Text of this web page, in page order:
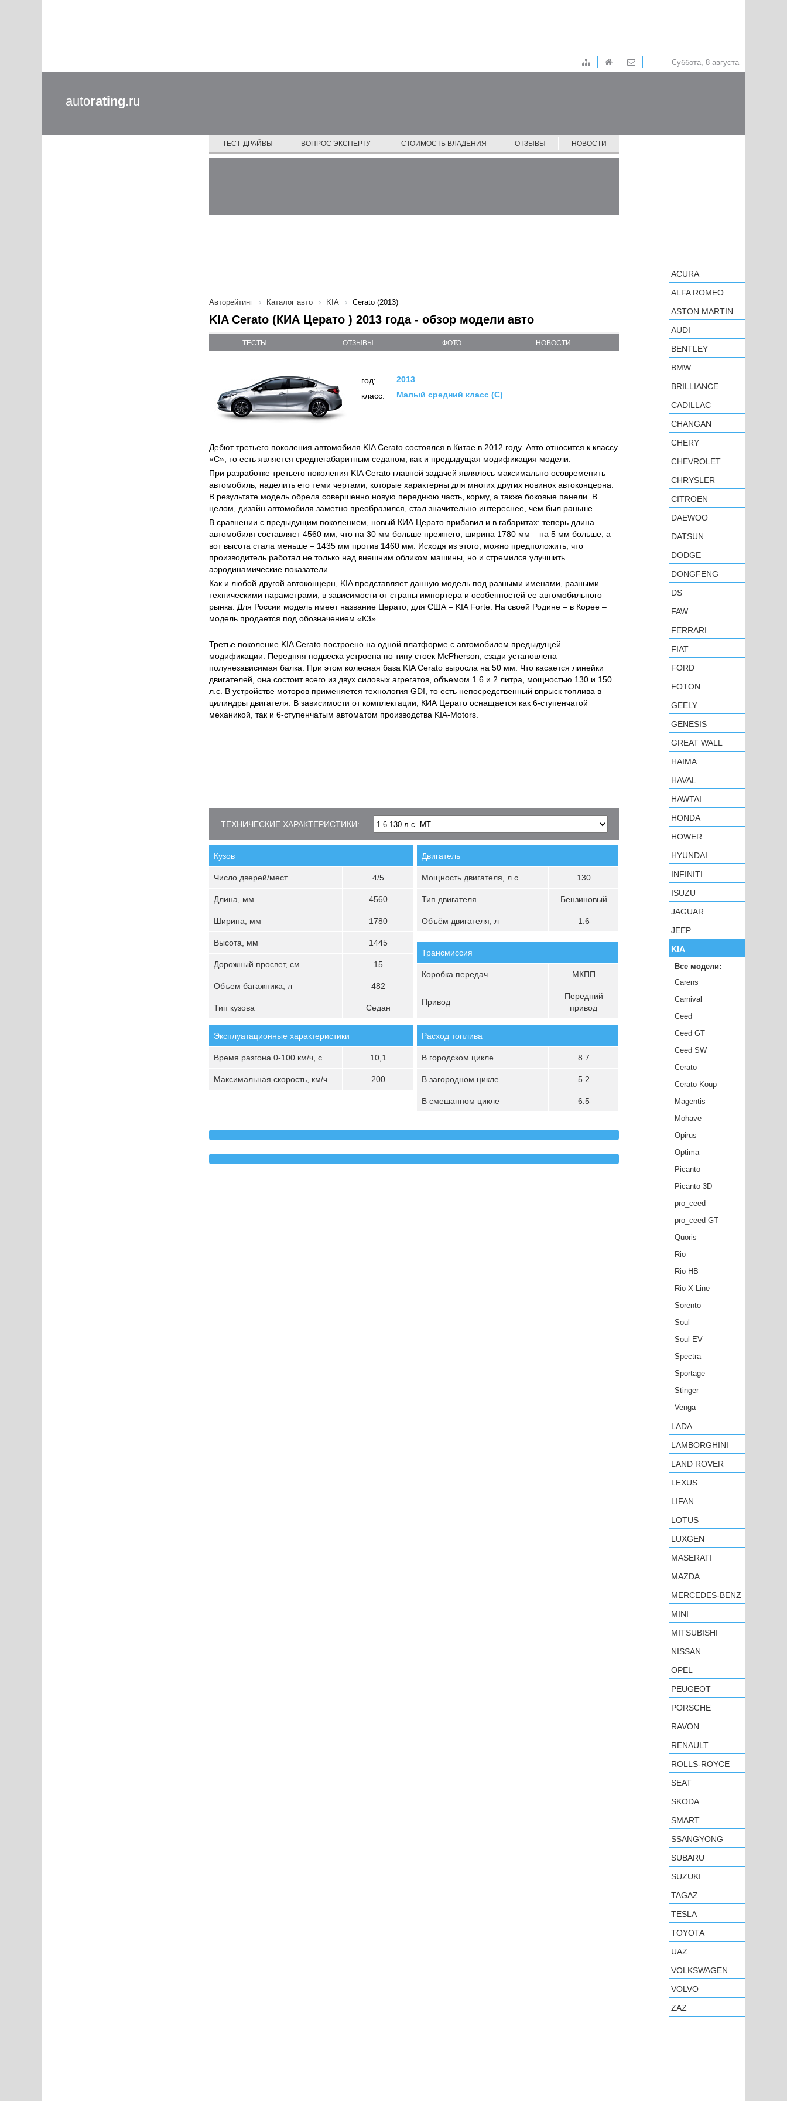
Суббота, 8 августа
autorating.ru
ТЕСТ-ДРАЙВЫ ВОПРОС ЭКСПЕРТУ СТОИМОСТЬ ВЛАДЕНИЯ ОТЗЫВЫ НОВОСТИ
Авторейтинг Каталог авто KIA Cerato (2013)
KIA Cerato (КИА Церато ) 2013 года - обзор модели авто
ТЕСТЫ ОТЗЫВЫ ФОТО НОВОСТИ
год:
2013
класс:
Малый средний класс (C)
Дебют третьего поколения автомобиля KIA Cerato состоялся в Китае в 2012 году. Авто относится к классу
«С», то есть является среднегабаритным седаном, как и предыдущая модификация модели.
При разработке третьего поколения KIA Cerato главной задачей являлось максимально осовременить
автомобиль, наделить его теми чертами, которые характерны для многих других новинок автоконцерна.
В результате модель обрела совершенно новую переднюю часть, корму, а также боковые панели. В
целом, дизайн автомобиля заметно преобразился, стал значительно интереснее, чем был раньше.
В сравнении с предыдущим поколением, новый КИА Церато прибавил и в габаритах: теперь длина
автомобиля составляет 4560 мм, что на 30 мм больше прежнего; ширина 1780 мм – на 5 мм больше, а
вот высота стала меньше – 1435 мм против 1460 мм. Исходя из этого, можно предположить, что
производитель работал не только над внешним обликом машины, но и стремился улучшить
аэродинамические показатели.
Как и любой другой автоконцерн, KIA представляет данную модель под разными именами, разными
техническими параметрами, в зависимости от страны импортера и особенностей ее автомобильного
рынка. Для России модель имеет название Церато, для США – KIA Forte. На своей Родине – в Корее –
модель продается под обозначением «К3».
Третье поколение KIA Cerato построено на одной платформе с автомобилем предыдущей
модификации. Передняя подвеска устроена по типу стоек McPherson, сзади установлена
полунезависимая балка. При этом колесная база KIA Cerato выросла на 50 мм. Что касается линейки
двигателей, она состоит всего из двух силовых агрегатов, объемом 1.6 и 2 литра, мощностью 130 и 150
л.с. В устройстве моторов применяется технология GDI, то есть непосредственный впрыск топлива в
цилиндры двигателя. В зависимости от комплектации, КИА Церато оснащается как 6-ступенчатой
механикой, так и 6-ступенчатым автоматом производства KIA-Motors.
ТЕХНИЧЕСКИЕ ХАРАКТЕРИСТИКИ:
Кузов
Число дверей/мест 4/5
Длина, мм 4560
Ширина, мм 1780
Высота, мм 1445
Дорожный просвет, см 15
Объем багажника, л 482
Тип кузова Седан
Двигатель
Мощность двигателя, л.с. 130
Тип двигателя Бензиновый
Объём двигателя, л 1.6
Трансмиссия
Коробка передач МКПП
Привод
Передний
привод
Эксплуатационные характеристики
Время разгона 0-100 км/ч, с 10,1
Максимальная скорость, км/ч 200
Расход топлива
В городском цикле 8.7
В загородном цикле 5.2
В смешанном цикле 6.5
ACURA
ALFA ROMEO
ASTON MARTIN
AUDI
BENTLEY
BMW
BRILLIANCE
CADILLAC
CHANGAN
CHERY
CHEVROLET
CHRYSLER
CITROEN
DAEWOO
DATSUN
DODGE
DONGFENG
DS
FAW
FERRARI
FIAT
FORD
FOTON
GEELY
GENESIS
GREAT WALL
HAIMA
HAVAL
HAWTAI
HONDA
HOWER
HYUNDAI
INFINITI
ISUZU
JAGUAR
JEEP
KIA
Все модели:
Carens
Carnival
Ceed
Ceed GT
Ceed SW
Cerato
Cerato Koup
Magentis
Mohave
Opirus
Optima
Picanto
Picanto 3D
pro_ceed
pro_ceed GT
Quoris
Rio
Rio HB
Rio X-Line
Sorento
Soul
Soul EV
Spectra
Sportage
Stinger
Venga
LADA
LAMBORGHINI
LAND ROVER
LEXUS
LIFAN
LOTUS
LUXGEN
MASERATI
MAZDA
MERCEDES-BENZ
MINI
MITSUBISHI
NISSAN
OPEL
PEUGEOT
PORSCHE
RAVON
RENAULT
ROLLS-ROYCE
SEAT
SKODA
SMART
SSANGYONG
SUBARU
SUZUKI
TAGAZ
TESLA
TOYOTA
UAZ
VOLKSWAGEN
VOLVO
ZAZ